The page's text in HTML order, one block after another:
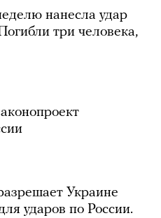
нанесла удар
три человека,
Украине
ударов по России.